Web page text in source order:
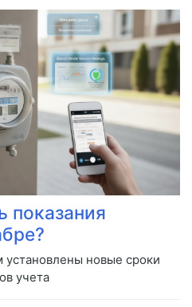
показания
новые сроки
учета